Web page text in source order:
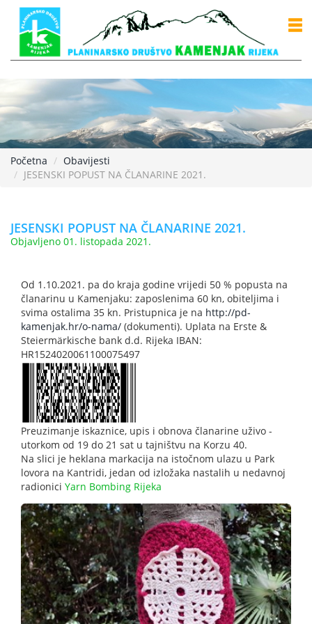
Početna
Obavijesti
JESENSKI POPUST NA ČLANARINE 2021.
JESENSKI POPUST NA ČLANARINE 2021.
Objavljeno 01. listopada 2021.
Od 1.10.2021. pa do kraja godine vrijedi 50 % popusta na
članarinu u Kamenjaku: zaposlenima 60 kn, obiteljima i
svima ostalima 35 kn. Pristupnica je na http://pd-
kamenjak.hr/o-nama/ (dokumenti). Uplata na Erste &
Steiermärkische bank d.d. Rijeka IBAN:
HR1524020061100075497
Preuzimanje iskaznice, upis i obnova članarine uživo -
utorkom od 19 do 21 sat u tajništvu na Korzu 40.
Na slici je heklana markacija na istočnom ulazu u Park
lovora na Kantridi, jedan od izložaka nastalih u nedavnoj
radionici Yarn Bombing Rijeka